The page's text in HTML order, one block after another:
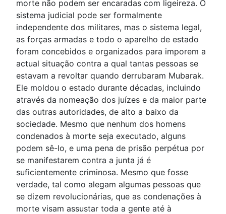
morte não podem ser encaradas com ligeireza. O
sistema judicial pode ser formalmente
independente dos militares, mas o sistema legal,
as forças armadas e todo o aparelho de estado
foram concebidos e organizados para imporem a
actual situação contra a qual tantas pessoas se
estavam a revoltar quando derrubaram Mubarak.
Ele moldou o estado durante décadas, incluindo
através da nomeação dos juízes e da maior parte
das outras autoridades, de alto a baixo da
sociedade. Mesmo que nenhum dos homens
condenados à morte seja executado, alguns
podem sê-lo, e uma pena de prisão perpétua por
se manifestarem contra a junta já é
suficientemente criminosa. Mesmo que fosse
verdade, tal como alegam algumas pessoas que
se dizem revolucionárias, que as condenações à
morte visam assustar toda a gente até à